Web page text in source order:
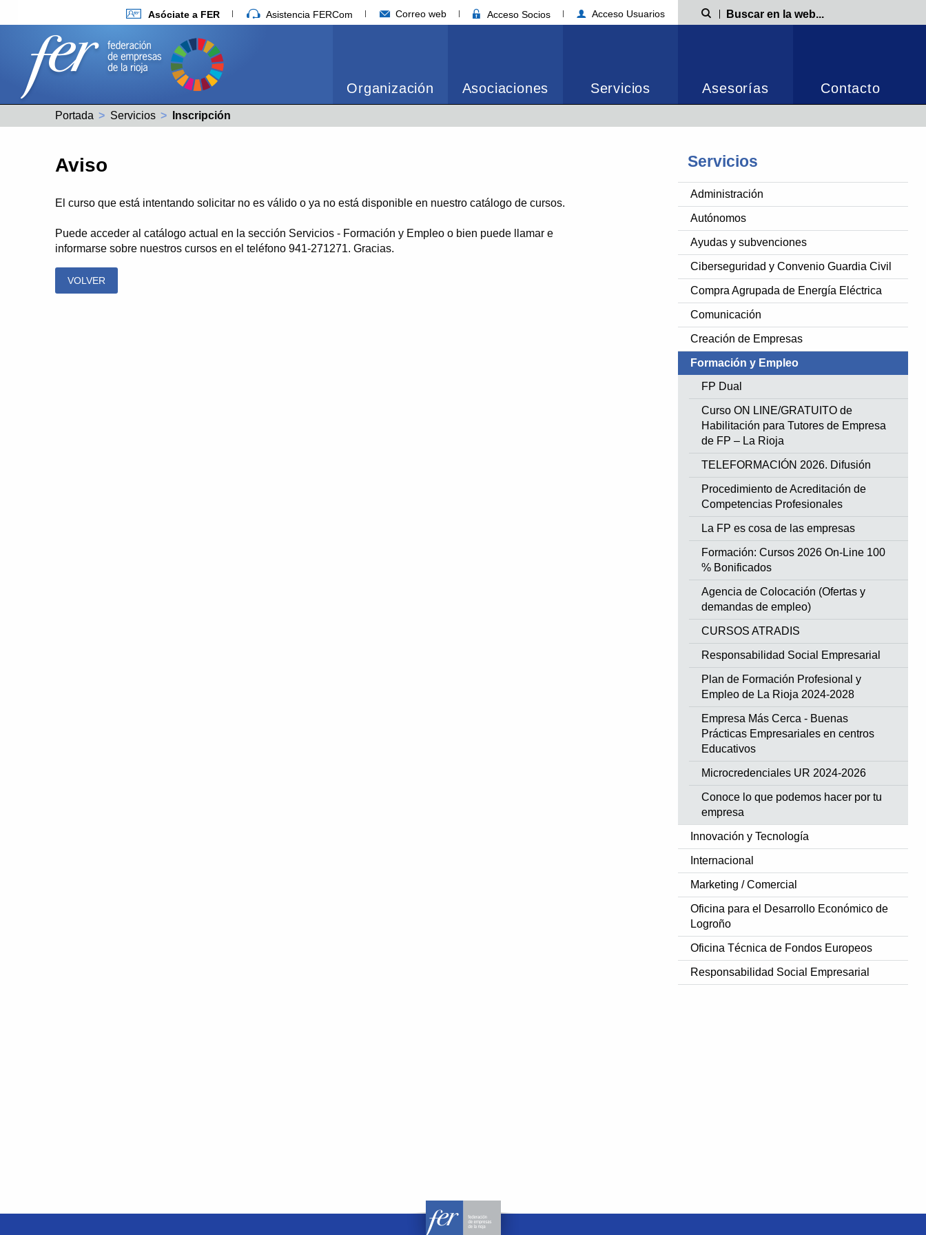
Asóciate a FER Asistencia FERCom Correo web Acceso Socios Acceso Usuarios Búsqueda
Organización Asociaciones Servicios Asesorías Contacto
Portada Servicios Actual:
Inscripción
Servicios
Administración
Autónomos
Ayudas y subvenciones
Ciberseguridad y Convenio Guardia Civil
Compra Agrupada de Energía Eléctrica
Comunicación
Creación de Empresas
Formación y Empleo
FP Dual
Curso ON LINE/GRATUITO de
Habilitación para Tutores de Empresa
de FP – La Rioja
TELEFORMACIÓN 2026. Difusión
Procedimiento de Acreditación de
Competencias Profesionales
La FP es cosa de las empresas
Formación: Cursos 2026 On-Line 100
% Bonificados
Agencia de Colocación (Ofertas y
demandas de empleo)
CURSOS ATRADIS
Responsabilidad Social Empresarial
Plan de Formación Profesional y
Empleo de La Rioja 2024-2028
Empresa Más Cerca - Buenas
Prácticas Empresariales en centros
Educativos
Microcredenciales UR 2024-2026
Conoce lo que podemos hacer por tu
empresa
Innovación y Tecnología
Internacional
Marketing / Comercial
Oficina para el Desarrollo Económico de
Logroño
Oficina Técnica de Fondos Europeos
Responsabilidad Social Empresarial
Aviso
El curso que está intentando solicitar no es válido o ya no está disponible en nuestro catálogo de cursos.
Puede acceder al catálogo actual en la sección Servicios - Formación y Empleo o bien puede llamar e
informarse sobre nuestros cursos en el teléfono 941-271271. Gracias.
VOLVER